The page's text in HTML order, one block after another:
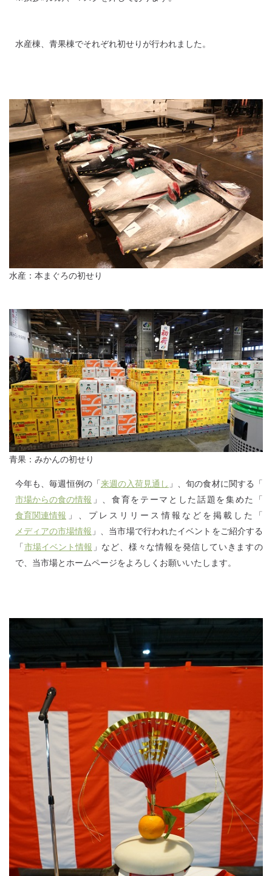
水産棟、青果棟でそれぞれ初せりが行われました。
水産：本まぐろの初せり
青果：みかんの初せり
今年も、毎週恒例の「来週の入荷見通し 」、旬の食材に関する「
市場からの食の情報 」、食育をテーマとした話題を集めた「
食育関連情報 」、プレスリリース情報などを掲載した「
メディアの市場情報 」、当市場で行われたイベントをご紹介する
「市場イベント情報 」など、様々な情報を発信していきますの
で、当市場とホームページをよろしくお願いいたします。